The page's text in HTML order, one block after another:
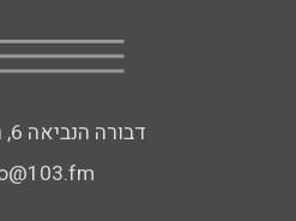
דבורה הנביאה 6, רמת השרון